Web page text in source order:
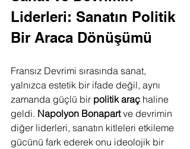
Liderleri: Sanatın Politik
Bir Araca Dönüşümü
Fransız Devrimi sırasında sanat,
yalnızca estetik bir ifade değil, aynı
zamanda güçlü bir politik araç haline
geldi. Napolyon Bonapart ve devrimin
diğer liderleri, sanatın kitleleri etkileme
gücünü fark ederek onu ideolojik bir